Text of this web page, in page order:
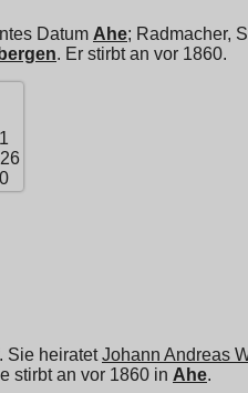
Datum Ahe; Radmacher,
. Er stirbt an vor 1860.
. Sie heiratetJohann Andreas
stirbt an vor 1860 in Ahe.